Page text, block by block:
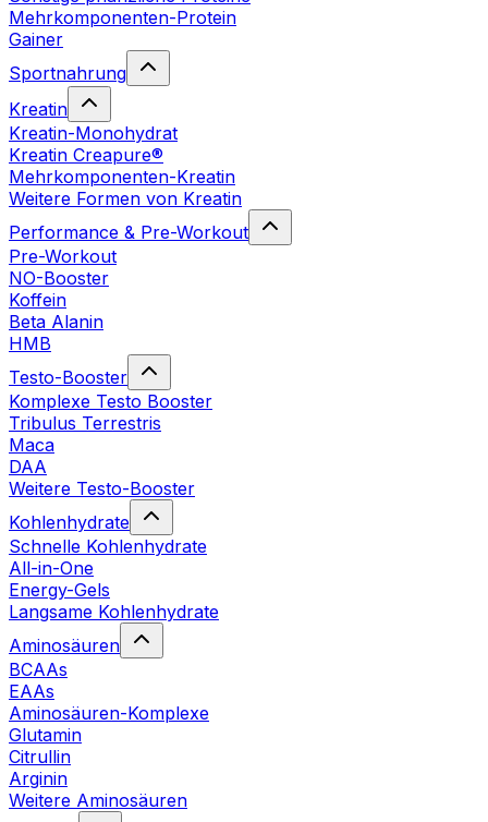
Mehrkomponenten-Protein
Gainer
Sportnahrung
Kreatin
Kreatin-Monohydrat
Kreatin Creapure®
Mehrkomponenten-Kreatin
Weitere Formen von Kreatin
Performance & Pre-Workout
Pre-Workout
NO-Booster
Koffein
Beta Alanin
HMB
Testo-Booster
Komplexe Testo Booster
Tribulus Terrestris
Maca
DAA
Weitere Testo-Booster
Kohlenhydrate
Schnelle Kohlenhydrate
All-in-One
Energy-Gels
Langsame Kohlenhydrate
Aminosäuren
BCAAs
EAAs
Aminosäuren-Komplexe
Glutamin
Citrullin
Arginin
Weitere Aminosäuren